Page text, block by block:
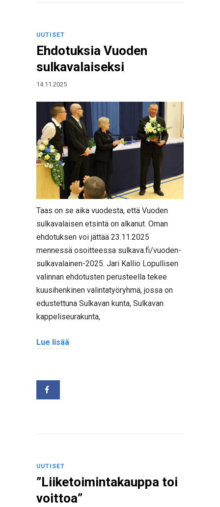
UUTISET
Ehdotuksia Vuoden
sulkavalaiseksi
14.11.2025
Taas on se aika vuodesta, että Vuoden
sulkavalaisen etsintä on alkanut. Oman
ehdotuksen voi jättää 23.11.2025
mennessä osoitteessa sulkava.fi/vuoden-
sulkavalainen-2025. Jari Kallio Lopullisen
valinnan ehdotusten perusteella tekee
kuusihenkinen valintatyöryhmä, jossa on
edustettuna Sulkavan kunta, Sulkavan
kappeliseurakunta,
Lue lisää
UUTISET
”Liiketoimintakauppa toi
voittoa”